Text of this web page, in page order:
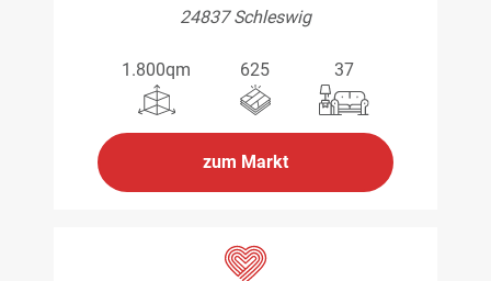
24837 Schleswig
1.800qm 625 37
zum Markt